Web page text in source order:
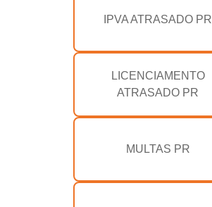
IPVA ATRASADO PR
LICENCIAMENTO
ATRASADO PR
MULTAS PR